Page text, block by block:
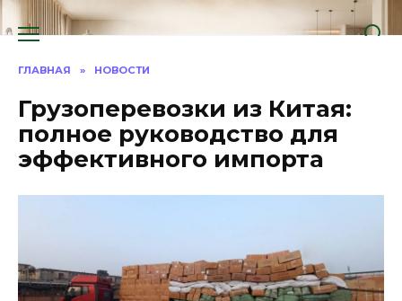
Перейти
к
ГЛАВНАЯ » НОВОСТИ
Грузоперевозки из Китая:
полное руководство для
эффективного импорта